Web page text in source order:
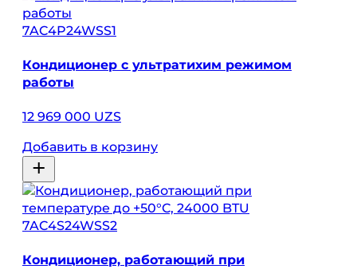
7AC4P24WSS1
Кондиционер с ультратихим режимом
работы
12 969 000 UZS
Добавить в корзину
7AC4S24WSS2
Кондиционер, работающий при